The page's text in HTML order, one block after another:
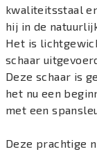
kwaliteitsstaal
hij in de
Het is
schaar
Deze schaar is
het nu een
met een
Deze prachtige